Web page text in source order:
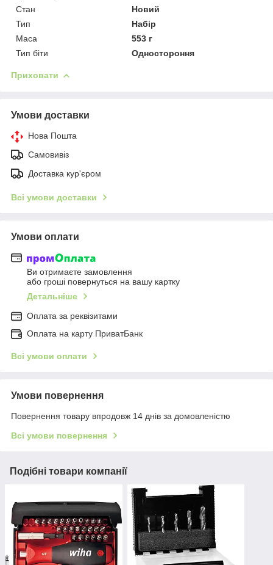
Стан
Новий
Тип
Набір
Маса
553 г
Тип біти
Одностороння
Приховати
Умови доставки
Нова Пошта
Самовивіз
Доставка кур'єром
Всі умови доставки
Умови оплати
Ви отримаєте замовлення
або гроші повернуться на вашу картку
Детальніше
Оплата за реквізитами
Оплата на карту ПриватБанк
Всі умови оплати
Умови повернення
Повернення товару впродовж 14 днів за домовленістю
Всі умови повернення
Подібні товари компанії